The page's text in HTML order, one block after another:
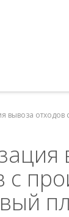
вывоза отходов
с